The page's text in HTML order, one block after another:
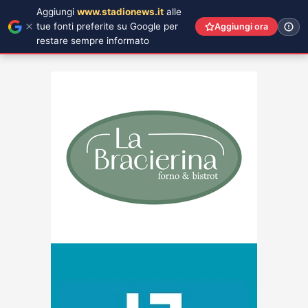
Aggiungi www.stadionews.it alle
tue fonti preferite su Google per
restare sempre informato
Aggiungi ora